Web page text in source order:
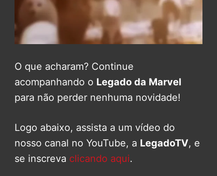
O que acharam? Continue
acompanhando o Legado da Marvel
para não perder nenhuma novidade!
Logo abaixo, assista a um vídeo do
nosso canal no YouTube, a LegadoTV, e
se inscreva clicando aqui.